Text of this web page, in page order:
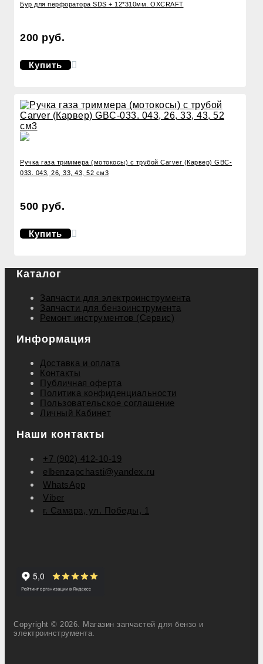
Бур для перфоратора SDS + 12*310мм. OXCRAFT
200 руб.
Купить
Ручка газа триммера (мотокосы) с трубой Carver (Карвер) GBC-
033. 043, 26, 33, 43, 52 см3
500 руб.
Купить
Каталог
Запчасти для электроинструмента
Запчасти для бензоинструмента
Ремонт инструментов (Сервис)
Информация
Доставка и оплата
Контакты
Публичная оферта
Политика конфиденциальности
Пользовательское соглашение
Личный Кабинет
Наши контакты
+7 (902) 412-10-19
elbenzapchasti@yandex.ru
WhatsApp
Viber
г. Самара, ул. Победы, 1
Copyright © 2026. Магазин запчастей для бензо и
электроинструмента.